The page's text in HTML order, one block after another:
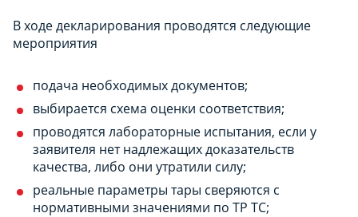
В ходе декларирования проводятся следующие
мероприятия
подача необходимых документов;
выбирается схема оценки соответствия;
проводятся лабораторные испытания, если у
заявителя нет надлежащих доказательств
качества, либо они утратили силу;
реальные параметры тары сверяются с
нормативными значениями по ТР ТС;